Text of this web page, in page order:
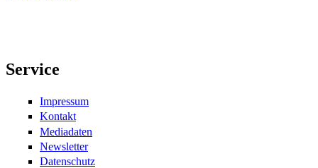
Service
Impressum
Kontakt
Mediadaten
Newsletter
Datenschutz